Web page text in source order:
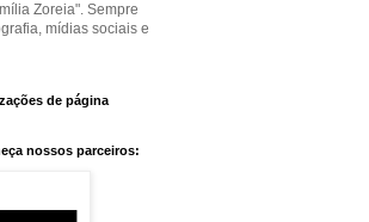
Zoreia". Sempre
mídias sociais e
de página
nossos parceiros: